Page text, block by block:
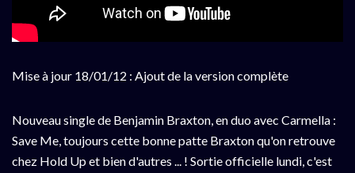
Mise à jour 18/01/12 : Ajout de la version complète
Nouveau single de Benjamin Braxton, en duo avec Carmella :
Save Me, toujours cette bonne patte Braxton qu'on retrouve
chez Hold Up et bien d'autres ... ! Sortie officielle lundi, c'est